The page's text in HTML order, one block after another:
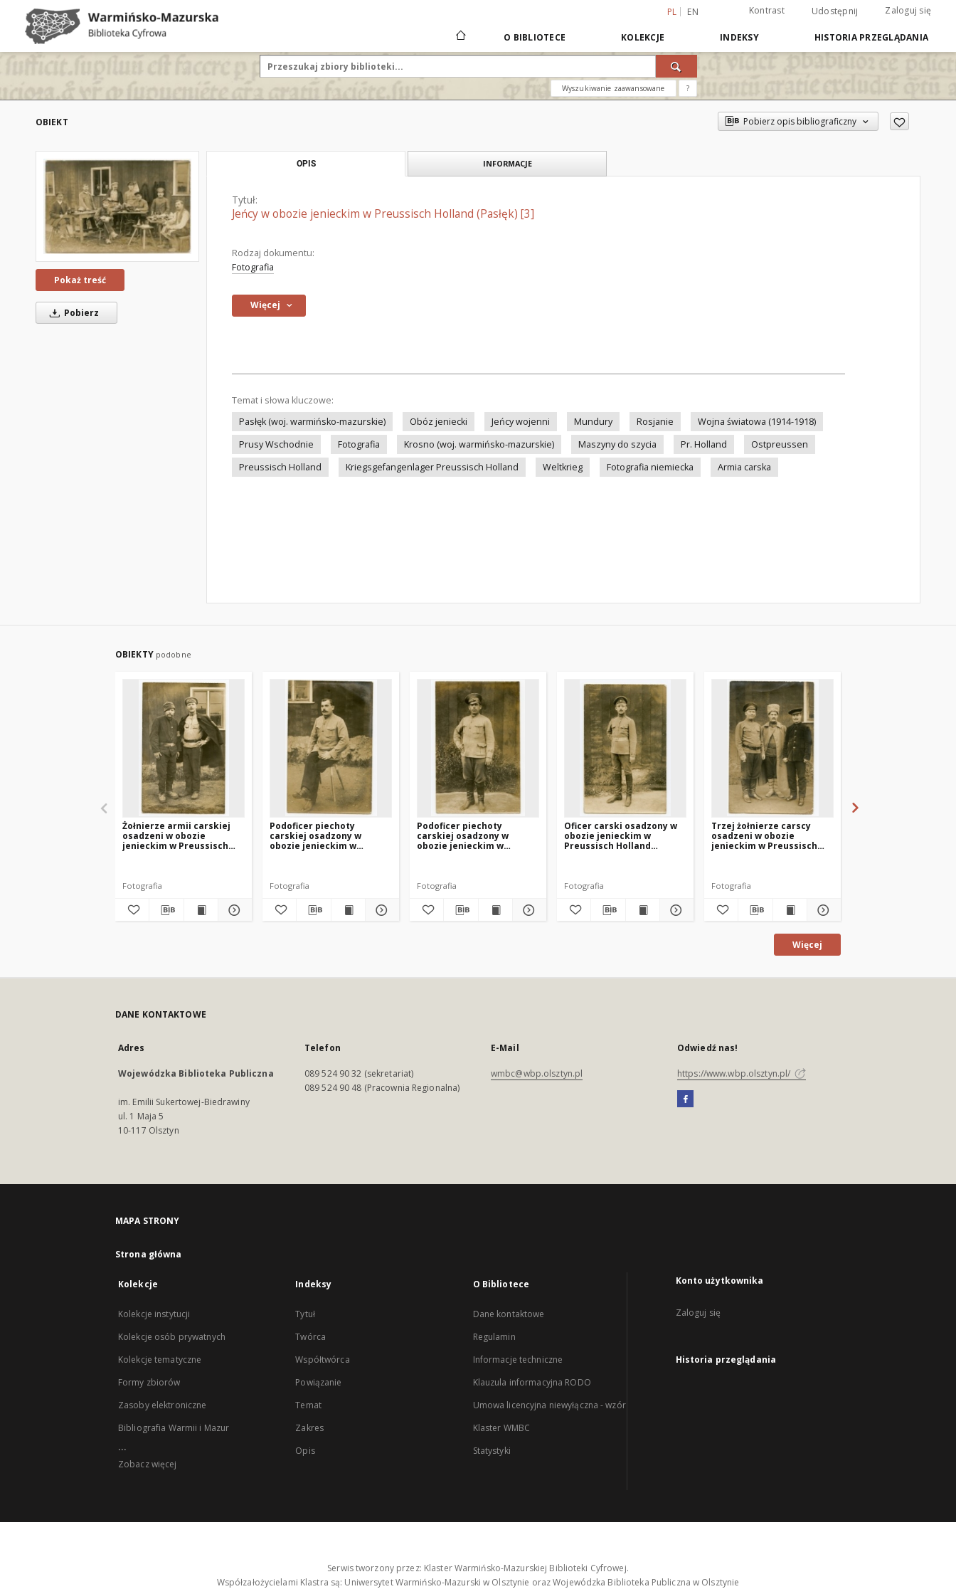
PL EN Kontrast Udostępnij Zaloguj się
O BIBLIOTECE KOLEKCJE INDEKSY HISTORIA PRZEGLĄDANIA
Wyszukiwanie zaawansowane ?
OBIEKT Pobierz opis bibliograficzny
Pokaż treść
Pobierz
OPIS INFORMACJE
Tytuł:
Jeńcy w obozie jenieckim w Preussisch Holland (Pasłęk) [3]
Rodzaj dokumentu:
Fotografia
Więcej
Temat i słowa kluczowe:
Pasłęk (woj. warmińsko-mazurskie)
Obóz jeniecki Jeńcy wojenni Mundury Rosjanie
Wojna światowa (1914-1918)
Prusy Wschodnie
Fotografia Krosno (woj. warmińsko-mazurskie) Maszyny do szycia Pr. Holland
Ostpreussen
Preussisch Holland
Kriegsgefangenlager Preussisch Holland Weltkrieg Fotografia niemiecka Armia carska
OBIEKTY podobne
Żołnierze armii carskiej
osadzeni w obozie
jenieckim w Preussisch
Fotografia
Podoficer piechoty
carskiej osadzony w
obozie jenieckim w
Fotografia
Podoficer piechoty
carskiej osadzony w
obozie jenieckim w
Fotografia
Oficer carski osadzony w
obozie jenieckim w
Preussisch Holland
Fotografia
Trzej żołnierze carscy
osadzeni w obozie
jenieckim w Preussisch
Fotografia
Więcej
DANE KONTAKTOWE
Adres
Wojewódzka Biblioteka Publiczna
im. Emilii Sukertowej-Biedrawiny
ul. 1 Maja 5
10-117 Olsztyn
Telefon
089 524 90 32 (sekretariat)
089 524 90 48 (Pracownia Regionalna)
E-Mail
wmbc@wbp.olsztyn.pl
Odwiedź nas!
https://www.wbp.olsztyn.pl/
MAPA STRONY
Strona główna
Kolekcje
Kolekcje instytucji
Kolekcje osób prywatnych
Kolekcje tematyczne
Formy zbiorów
Zasoby elektroniczne
Bibliografia Warmii i Mazur
...
Zobacz więcej
Indeksy
Tytuł
Twórca
Współtwórca
Powiązanie
Temat
Zakres
Opis
O Bibliotece
Dane kontaktowe
Regulamin
Informacje techniczne
Klauzula informacyjna RODO
Umowa licencyjna niewyłączna - wzór
Klaster WMBC
Statystyki
Konto użytkownika
Zaloguj się
Historia przeglądania
Serwis tworzony przez: Klaster Warmińsko-Mazurskiej Biblioteki Cyfrowej.
Współzałożycielami Klastra są: Uniwersytet Warmińsko-Mazurski w Olsztynie oraz Wojewódzka Biblioteka Publiczna w Olsztynie